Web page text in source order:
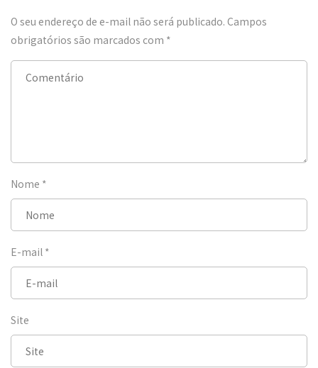
O seu endereço de e-mail não será publicado. Campos
obrigatórios são marcados com *
Nome *
E-mail *
Site